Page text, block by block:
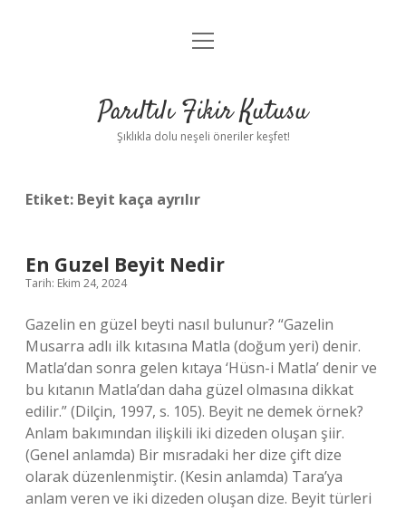
Anasayfa
Yasal Uyarı
menüyü
Parıltılı Fikir Kutusu
Şıklıkla dolu neşeli öneriler keşfet!
Etiket: Beyit kaça ayrılır
En Guzel Beyit Nedir
Tarih: Ekim 24, 2024
Gazelin en güzel beyti nasıl bulunur? “Gazelin
Musarra adlı ilk kıtasına Matla (doğum yeri) denir.
Matla’dan sonra gelen kıtaya ‘Hüsn-i Matla’ denir ve
bu kıtanın Matla’dan daha güzel olmasına dikkat
edilir.” (Dilçin, 1997, s. 105). Beyit ne demek örnek?
Anlam bakımından ilişkili iki dizeden oluşan şiir.
(Genel anlamda) Bir mısradaki her dize çift dize
olarak düzenlenmiştir. (Kesin anlamda) Tara’ya
anlam veren ve iki dizeden oluşan dize. Beyit türleri